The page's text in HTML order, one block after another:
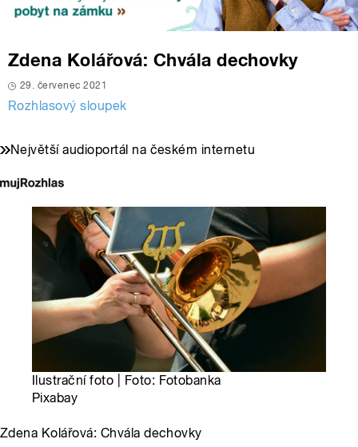
Zdena Kolářová: Chvála dechovky
29. červenec 2021
Rozhlasový sloupek
Největší audioportál na českém internetu
Ilustrační foto | Foto: Fotobanka
Pixabay
Zdena Kolářová: Chvála dechovky